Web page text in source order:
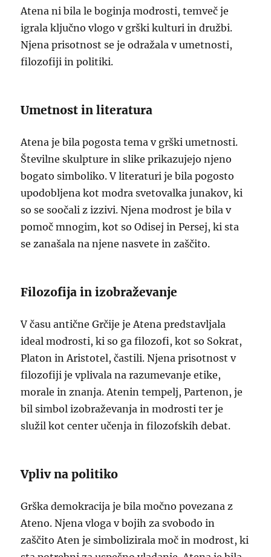
Atena ni bila le boginja modrosti, temveč je
igrala ključno vlogo v grški kulturi in družbi.
Njena prisotnost se je odražala v umetnosti,
filozofiji in politiki.
Umetnost in literatura
Atena je bila pogosta tema v grški umetnosti.
Številne skulpture in slike prikazujejo njeno
bogato simboliko. V literaturi je bila pogosto
upodobljena kot modra svetovalka junakov, ki
so se soočali z izzivi. Njena modrost je bila v
pomoč mnogim, kot so Odisej in Persej, ki sta
se zanašala na njene nasvete in zaščito.
Filozofija in izobraževanje
V času antične Grčije je Atena predstavljala
ideal modrosti, ki so ga filozofi, kot so Sokrat,
Platon in Aristotel, častili. Njena prisotnost v
filozofiji je vplivala na razumevanje etike,
morale in znanja. Atenin tempelj, Partenon, je
bil simbol izobraževanja in modrosti ter je
služil kot center učenja in filozofskih debat.
Vpliv na politiko
Grška demokracija je bila močno povezana z
Ateno. Njena vloga v bojih za svobodo in
zaščito Aten je simbolizirala moč in modrost, ki